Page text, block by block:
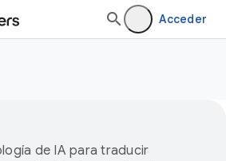
Acceder
de IA para traducir